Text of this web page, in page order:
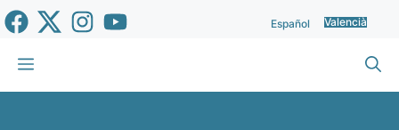
Vés
al
contingut
Español Valencià
Menu